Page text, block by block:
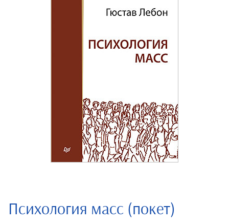
Психология масс (покет)